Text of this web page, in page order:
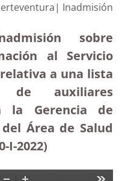
Inadmisión
sobre
al Servicio
a una lista
de auxiliares
la Gerencia de
Área de Salud
I-2022)